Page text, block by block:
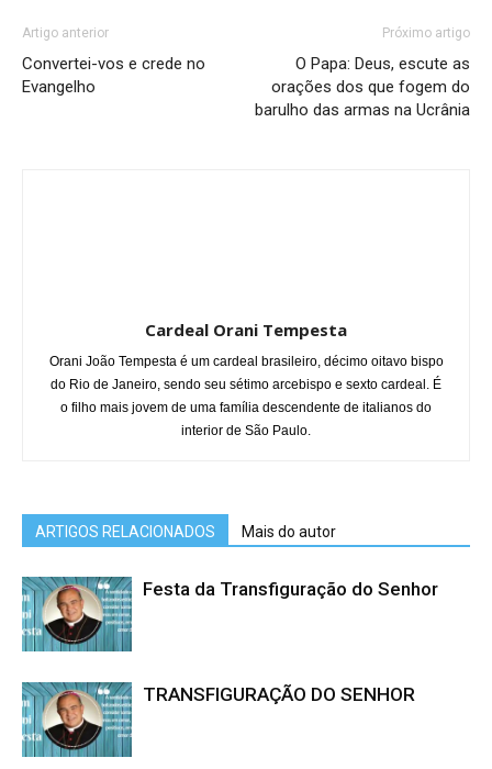
Artigo anterior
Convertei-vos e crede no
Evangelho
Próximo artigo
O Papa: Deus, escute as
orações dos que fogem do
barulho das armas na Ucrânia
Cardeal Orani Tempesta
Orani João Tempesta é um cardeal brasileiro, décimo oitavo bispo
do Rio de Janeiro, sendo seu sétimo arcebispo e sexto cardeal. É
o filho mais jovem de uma família descendente de italianos do
interior de São Paulo.
ARTIGOS RELACIONADOS Mais do autor
Festa da Transfiguração do Senhor
TRANSFIGURAÇÃO DO SENHOR